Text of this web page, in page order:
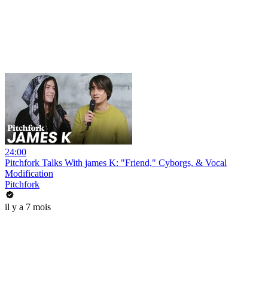
24:00
Pitchfork Talks With james K: "Friend," Cyborgs, & Vocal
Modification
Pitchfork
il y a 7 mois